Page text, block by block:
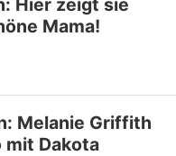
Mama!
Melanie Griffith
mit Dakota